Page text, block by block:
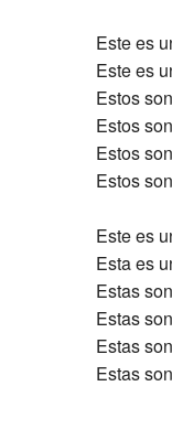
Este es
Este es
Estos
Estos
Estos
Estos
Este es
Esta es
Estas
Estas
Estas
Estas